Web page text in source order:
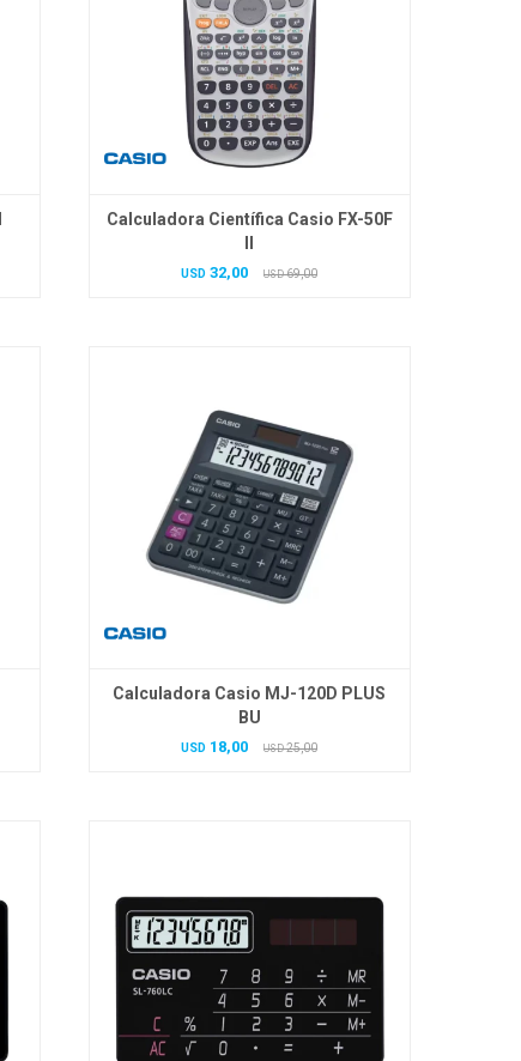
Calculadora Científica Casio FX-50F
USD 32,00 USD 69,00
Calculadora Casio MJ-120D PLUS
BU
USD 18,00 USD 25,00